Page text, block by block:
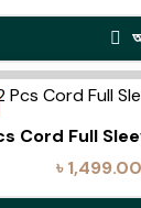
Cord Full
৳1,499.00